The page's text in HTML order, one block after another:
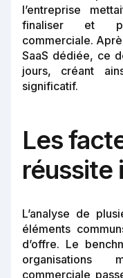
l’entreprise
finaliser et
commerciale.
SaaS dédiée, ce
jours, créant
significatif.
Les
réussite
L’analyse de
éléments
d’offre. Le
organisations
commerciale